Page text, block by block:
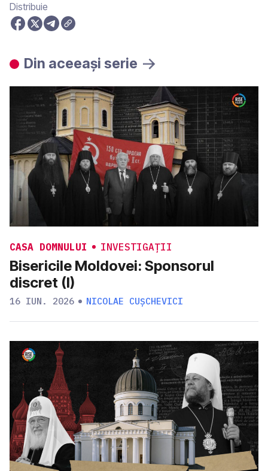
Distribuie
Din aceeași serie
CASA DOMNULUI INVESTIGAȚII
Bisericile Moldovei: Sponsorul
discret (I)
16 IUN. 2026 NICOLAE CUȘCHEVICI